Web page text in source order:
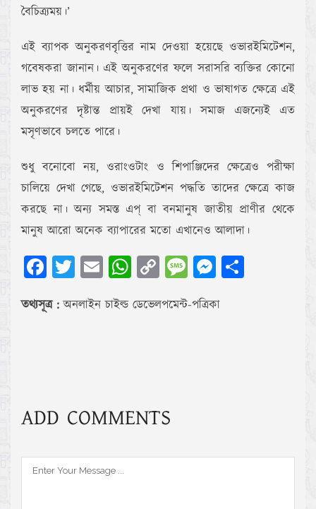
বৈচিত্র্যময়।’
এই ব্যাপক অনুকরণবৃত্তির নাম দেওয়া হয়েছে ওভারইমিটেশন,
গবেষকরা জানান। এই অনুকরণের ফলে সরাসরি ব্যক্তির কোনো
লাভ হয় না। ধর্মীয় আচার, সামাজিক প্রথা ও ভাষাগত ক্ষেত্রে এই
অনুকরণের দৃষ্টান্ত প্রায়ই দেখা যায়। সমাজ এজন্যেই এত
মসৃণভাবে চলতে পারে।
শুধু বনোবো নয়, ওরাংওটাং ও শিপাঞ্জিদের ক্ষেত্রেও পরীক্ষা
চালিয়ে দেখা গেছে, ওভারইমিটেশন পদ্ধতি তাদের ক্ষেত্রে কাজ
করছে না। অন্য সমস্ত এপ্‌ বা বনমানুষ জাতীয় প্রাণীর থেকে
মানুষ আরো অনেক ব্যাপারের মতো এখানেও আলাদা।
Facebook
Twitter
EmailWhatsApp
Copy
Link
MessageMessenger
তথ্যসূত্র : অনলাইন চাইল্ড ডেভেলপমেন্ট-পত্রিকা
ADD COMMENTS